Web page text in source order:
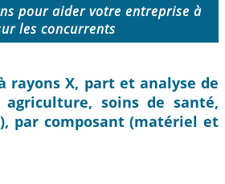
pour aider votre entreprise à
les concurrents
rayons X, part et analyse de
soins de santé,
par composant (matériel et